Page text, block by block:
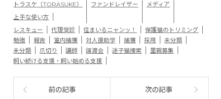
トラスケ（TORASUKE）
上手な使い方
ファンドレイザー メディア
レスキュー 代理受診 住まいるニャンッ！
保護猫のトリミング
勉強
報告 室内捕獲 対人援助学 捕獲 採用
未分類
未分類
爪切り 講師 譲渡会 迷子猫捜索
里親募集
飼い続ける支援・飼い始める支援
前の記事 次の記事